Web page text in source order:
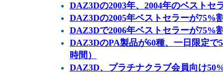
DAZ3Dの2003年、2004年のベストセ
DAZ3Dの2005年ベストセラーが75%
DAZ3Dで2006年ベストセラーが75%
DAZ3DのPA製品が60種、一日限定
時間）
DAZ3D、プラチナクラブ会員向け